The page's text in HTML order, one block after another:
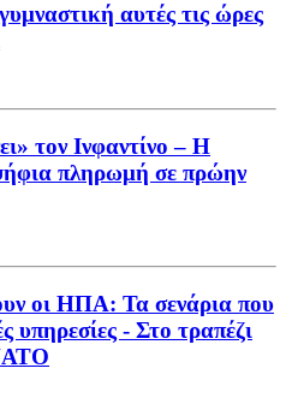
αυτές τις ώρες
τον Ινφαντίνο – Η
πληρωμή σε πρώην
οι ΗΠΑ: Τα σενάρια που
υπηρεσίες - Στο τραπέζι